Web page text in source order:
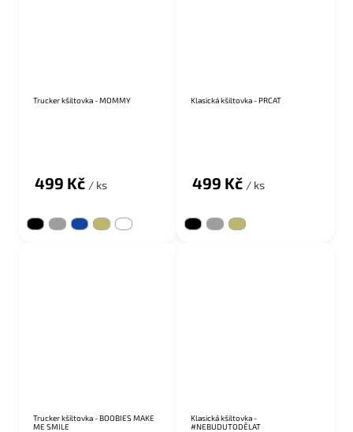
Trucker kšiltovka - MOMMY
499 Kč / ks
Klasická kšiltovka - PRCAT
499 Kč / ks
Trucker kšiltovka - BOOBIES MAKE
ME SMILE
Klasická kšiltovka -
#NEBUDUTODĚLAT